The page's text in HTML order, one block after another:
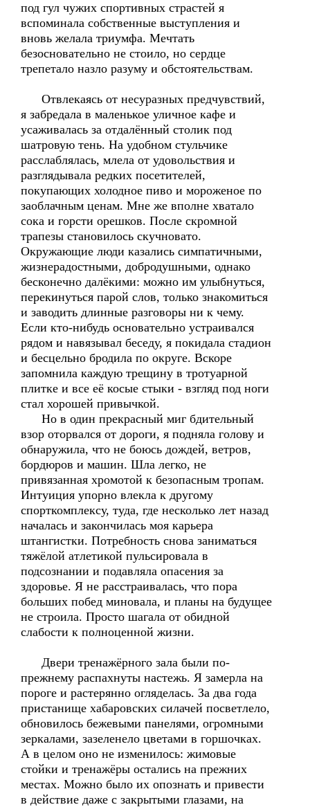
под гул чужих спортивных страстей я
вспоминала собственные выступления и
вновь желала триумфа. Мечтать
безосновательно не стоило, но сердце
трепетало назло разуму и обстоятельствам.
Отвлекаясь от несуразных предчувствий,
я забредала в маленькое уличное кафе и
усаживалась за отдалённый столик под
шатровую тень. На удобном стульчике
расслаблялась, млела от удовольствия и
разглядывала редких посетителей,
покупающих холодное пиво и мороженое по
заоблачным ценам. Мне же вполне хватало
сока и горсти орешков. После скромной
трапезы становилось скучновато.
Окружающие люди казались симпатичными,
жизнерадостными, добродушными, однако
бесконечно далёкими: можно им улыбнуться,
перекинуться парой слов, только знакомиться
и заводить длинные разговоры ни к чему.
Если кто-нибудь основательно устраивался
рядом и навязывал беседу, я покидала стадион
и бесцельно бродила по округе. Вскоре
запомнила каждую трещину в тротуарной
плитке и все её косые стыки - взгляд под ноги
стал хорошей привычкой.
Но в один прекрасный миг бдительный
взор оторвался от дороги, я подняла голову и
обнаружила, что не боюсь дождей, ветров,
бордюров и машин. Шла легко, не
привязанная хромотой к безопасным тропам.
Интуиция упорно влекла к другому
спорткомплексу, туда, где несколько лет назад
началась и закончилась моя карьера
штангистки. Потребность снова заниматься
тяжёлой атлетикой пульсировала в
подсознании и подавляла опасения за
здоровье. Я не расстраивалась, что пора
больших побед миновала, и планы на будущее
не строила. Просто шагала от обидной
слабости к полноценной жизни.
Двери тренажёрного зала были по-
прежнему распахнуты настежь. Я замерла на
пороге и растерянно огляделась. За два года
пристанище хабаровских силачей посветлело,
обновилось бежевыми панелями, огромными
зеркалами, зазеленело цветами в горшочках.
А в целом оно не изменилось: жимовые
стойки и тренажёры остались на прежних
местах. Можно было их опознать и привести
в действие даже с закрытыми глазами, на